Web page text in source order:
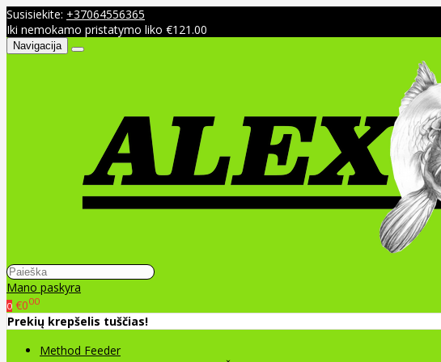
Susisiekite: +37064556365
Iki nemokamo pristatymo liko €121.00
Navigacija
Mano paskyra
0 €000
Prekių krepšelis tuščias!
Method Feeder